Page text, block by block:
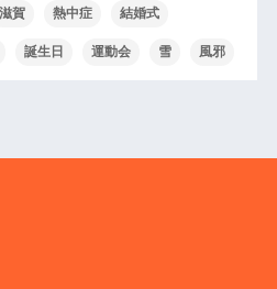
滋賀 熱中症 結婚式
誕生日 運動会 雪 風邪